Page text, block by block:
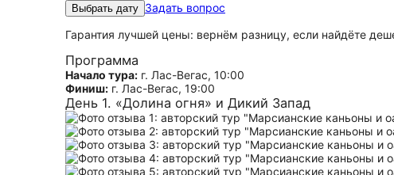
Выбрать дату Задать вопрос
Гарантия лучшей цены: вернём разницу, если найдёте
Программа
Начало тура: г. Лас-Вегас, 10:00
Финиш: г. Лас-Вегас, 19:00
День 1. «Долина огня» и Дикий Запад